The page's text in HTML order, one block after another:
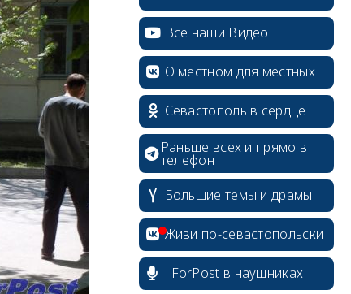
Все наши Видео
О местном для местных
Севастополь в сердце
Раньше всех и прямо в
телефон
Большие темы и драмы
Живи по-севастопольски
ForPost в наушниках